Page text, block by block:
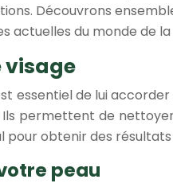
Découvrons
actuelles du monde de
visage
essentiel de lui
permettent de
obtenir des
peau